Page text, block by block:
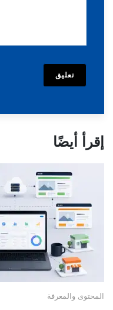
تعليق
إقرأ أيضًا
المحتوى والمعرفة